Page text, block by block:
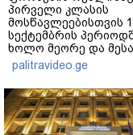
პირველი კლასის
მოსწავლეებისთვის
სექტემბრის
ხოლო მეორე და
ეტაპებზე...
palitravideo.ge